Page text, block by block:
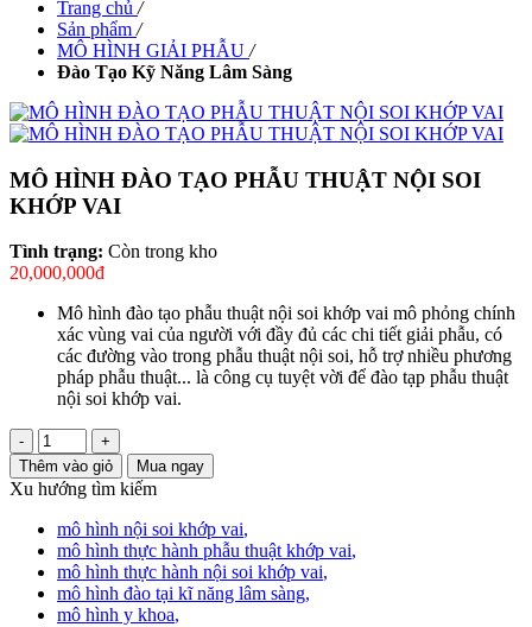
Trang chủ /
Sản phẩm /
MÔ HÌNH GIẢI PHẪU /
Đào Tạo Kỹ Năng Lâm Sàng
MÔ HÌNH ĐÀO TẠO PHẪU THUẬT NỘI SOI
KHỚP VAI
Tình trạng: Còn trong kho
20,000,000đ
Mô hình đào tạo phẫu thuật nội soi khớp vai mô phỏng chính
xác vùng vai của người với đầy đủ các chi tiết giải phẫu, có
các đường vào trong phẫu thuật nội soi, hỗ trợ nhiều phương
pháp phẫu thuật... là công cụ tuyệt vời để đào tạp phẫu thuật
nội soi khớp vai.
-
+
Thêm vào giỏ
Mua ngay
Xu hướng tìm kiếm
mô hình nội soi khớp vai,
mô hình thực hành phẫu thuật khớp vai,
mô hình thực hành nội soi khớp vai,
mô hình đào tại kĩ năng lâm sàng,
mô hình y khoa,